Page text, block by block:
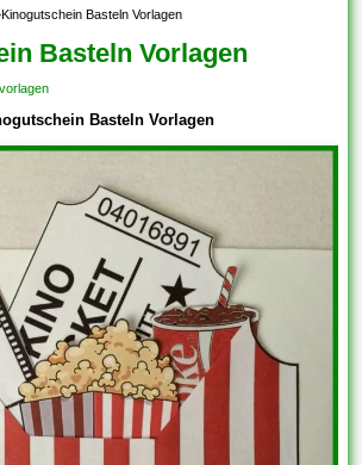
Kinogutschein Basteln Vorlagen
Basteln Vorlagen
Basteln Vorlagen